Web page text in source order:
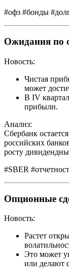
#офз #бонды
Ожидания по
Новость:
Чистая
может
В IV
прибыли.
Анализ:
Сбербанк
российских
росту
#SBER
Опционные
Новость:
Растет
Это может
или делают